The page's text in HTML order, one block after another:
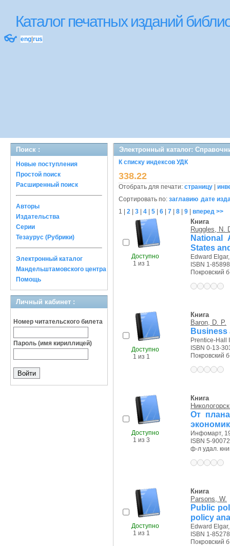
Каталог печатных изданий
👓 eng rus
Поиск :
Новые поступления
Простой поиск
Расширенный поиск
Авторы
Издательства
Серии
Тезаурус (Рубрики)
Электронный каталог
Мандельштамовского центра
Помощь
Личный кабинет :
Номер читательского билета
Пароль (имя кириллицей)
Электронный каталог:
К списку индексов УДК
338.22
Отобрать для печати: страницу
Сортировать по: заглавию дате
1
2 3 4 5 6 7 8 9 вперед >>
Доступно
1 из 1
Книга
Ruggles, N.
National
States
Edward
ISBN 1-
Покровский
Доступно
1 из 1
Книга
Baron, D. P.
Business
Prentice-Hall
ISBN 0-13-
Покровский
Доступно
1 из 3
Книга
От
Инфомарт,
ISBN 5-
ф-л удал.
Доступно
1 из 1
Книга
Parsons, W.
Public
policy
Edward
ISBN 1-
Покровский